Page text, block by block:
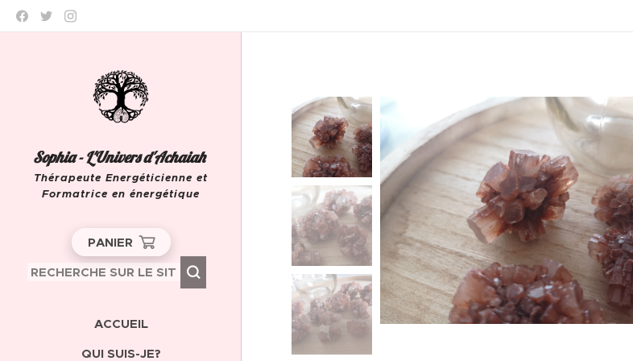
Sophia - L'Univers d'Achaiah
Thérapeute Energéticienne et
Formatrice en énergétique
PANIER
ACCUEIL
QUI SUIS-JE?